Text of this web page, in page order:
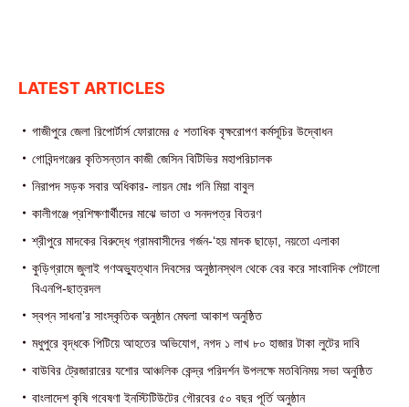
LATEST ARTICLES
গাজীপুরে জেলা রিপোর্টার্স ফোরামের ৫ শতাধিক বৃক্ষরোপণ কর্মসূচির উদ্বোধন
গোবিন্দগঞ্জের কৃতিসন্তান কাজী জেসিন বিটিভির মহাপরিচালক
নিরাপদ সড়ক সবার অধিকার- লায়ন মোঃ গনি মিয়া বাবুল
কালীগঞ্জে প্রশিক্ষণার্থীদের মাঝে ভাতা ও সনদপত্র বিতরণ
শ্রীপুরে মাদকের বিরুদ্ধে গ্রামবাসীদের গর্জন-‘হয় মাদক ছাড়ো, নয়তো এলাকা
কুড়িগ্রামে জুলাই গণঅভ্যুত্থান দিবসের অনুষ্ঠানস্থল থেকে বের করে সাংবাদিক পেটালো
বিএনপি-ছাত্রদল
স্বপ্ন সাধনা’র সাংস্কৃতিক অনুষ্ঠান মেঘলা আকাশ অনুষ্ঠিত
মধুপুরে বৃদ্ধকে পিটিয়ে আহতের অভিযোগ, নগদ ১ লাখ ৮০ হাজার টাকা লুটের দাবি
বাউবির ট্রেজারারের যশোর আঞ্চলিক কেন্দ্র পরিদর্শন উপলক্ষে মতবিনিময় সভা অনুষ্ঠিত
বাংলাদেশ কৃষি গবেষণা ইনস্টিটিউটের গৌরবের ৫০ বছর পূর্তি অনুষ্ঠান